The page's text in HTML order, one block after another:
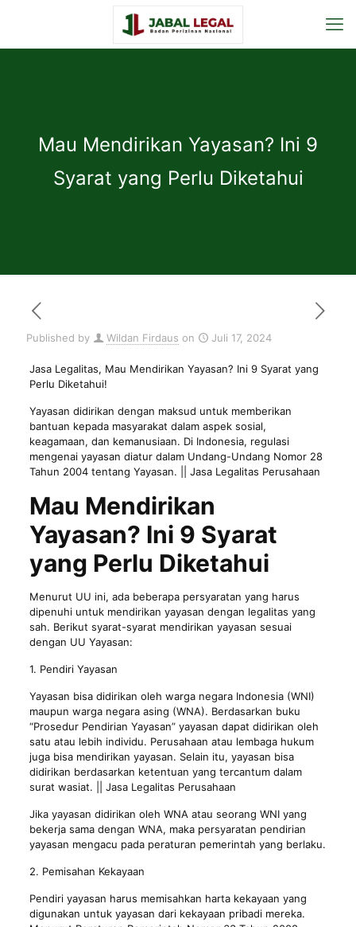
Mau Mendirikan Yayasan? Ini 9
Syarat yang Perlu Diketahui
Published by Wildan Firdaus on Juli 17, 2024
Jasa Legalitas, Mau Mendirikan Yayasan? Ini 9 Syarat yang
Perlu Diketahui!
Yayasan didirikan dengan maksud untuk memberikan
bantuan kepada masyarakat dalam aspek sosial,
keagamaan, dan kemanusiaan. Di Indonesia, regulasi
mengenai yayasan diatur dalam Undang-Undang Nomor 28
Tahun 2004 tentang Yayasan. || Jasa Legalitas Perusahaan
Mau Mendirikan
Yayasan? Ini 9 Syarat
yang Perlu Diketahui
Menurut UU ini, ada beberapa persyaratan yang harus
dipenuhi untuk mendirikan yayasan dengan legalitas yang
sah. Berikut syarat-syarat mendirikan yayasan sesuai
dengan UU Yayasan:
1. Pendiri Yayasan
Yayasan bisa didirikan oleh warga negara Indonesia (WNI)
maupun warga negara asing (WNA). Berdasarkan buku
“Prosedur Pendirian Yayasan” yayasan dapat didirikan oleh
satu atau lebih individu. Perusahaan atau lembaga hukum
juga bisa mendirikan yayasan. Selain itu, yayasan bisa
didirikan berdasarkan ketentuan yang tercantum dalam
surat wasiat. || Jasa Legalitas Perusahaan
Jika yayasan didirikan oleh WNA atau seorang WNI yang
bekerja sama dengan WNA, maka persyaratan pendirian
yayasan mengacu pada peraturan pemerintah yang berlaku.
2. Pemisahan Kekayaan
Pendiri yayasan harus memisahkan harta kekayaan yang
digunakan untuk yayasan dari kekayaan pribadi mereka.